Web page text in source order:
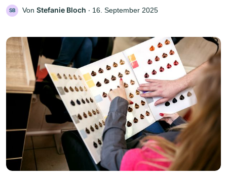
SB Von Stefanie Bloch ‧ 16. September 2025